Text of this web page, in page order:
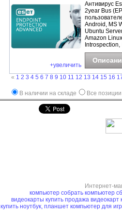
+увеличить
Антивирус
2year Bus
Android, MS
Ubuntu
Amazon
« 1 2 3 4 5 6 7 8 9 10 11 12 13 14 15 16
В наличии на складе Все позиции
Интернет-
компьютер собрать компьютер
видеокарты купить продажа видеокарт
купить ноутбук, планшет компьютер для